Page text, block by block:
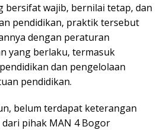
bersifat wajib, bernilai tetap, dan
pendidikan, praktik tersebut
dengan peraturan
yang berlaku, termasuk
dan pengelolaan
pendidikan.
belum terdapat keterangan
pihak MAN 4 Bogor